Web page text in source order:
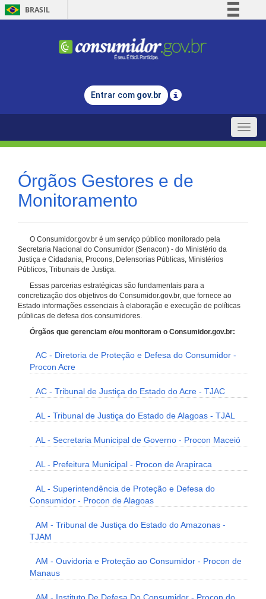
BRASIL
Comunica BR
Legislação
Entrar com gov.br
Toggle
Órgãos Gestores e de
Monitoramento
O Consumidor.gov.br é um serviço público monitorado pela
Secretaria Nacional do Consumidor (Senacon) - do Ministério da
Justiça e Cidadania, Procons, Defensorias Públicas, Ministérios
Públicos, Tribunais de Justiça.
Essas parcerias estratégicas são fundamentais para a
concretização dos objetivos do Consumidor.gov.br, que fornece ao
Estado informações essenciais à elaboração e execução de políticas
públicas de defesa dos consumidores.
Órgãos que gerenciam e/ou monitoram o Consumidor.gov.br:
AC - Diretoria de Proteção e Defesa do Consumidor -
Procon Acre
AC - Tribunal de Justiça do Estado do Acre - TJAC
AL - Tribunal de Justiça do Estado de Alagoas - TJAL
AL - Secretaria Municipal de Governo - Procon Maceió
AL - Prefeitura Municipal - Procon de Arapiraca
AL - Superintendência de Proteção e Defesa do
Consumidor - Procon de Alagoas
AM - Tribunal de Justiça do Estado do Amazonas -
TJAM
AM - Ouvidoria e Proteção ao Consumidor - Procon de
Manaus